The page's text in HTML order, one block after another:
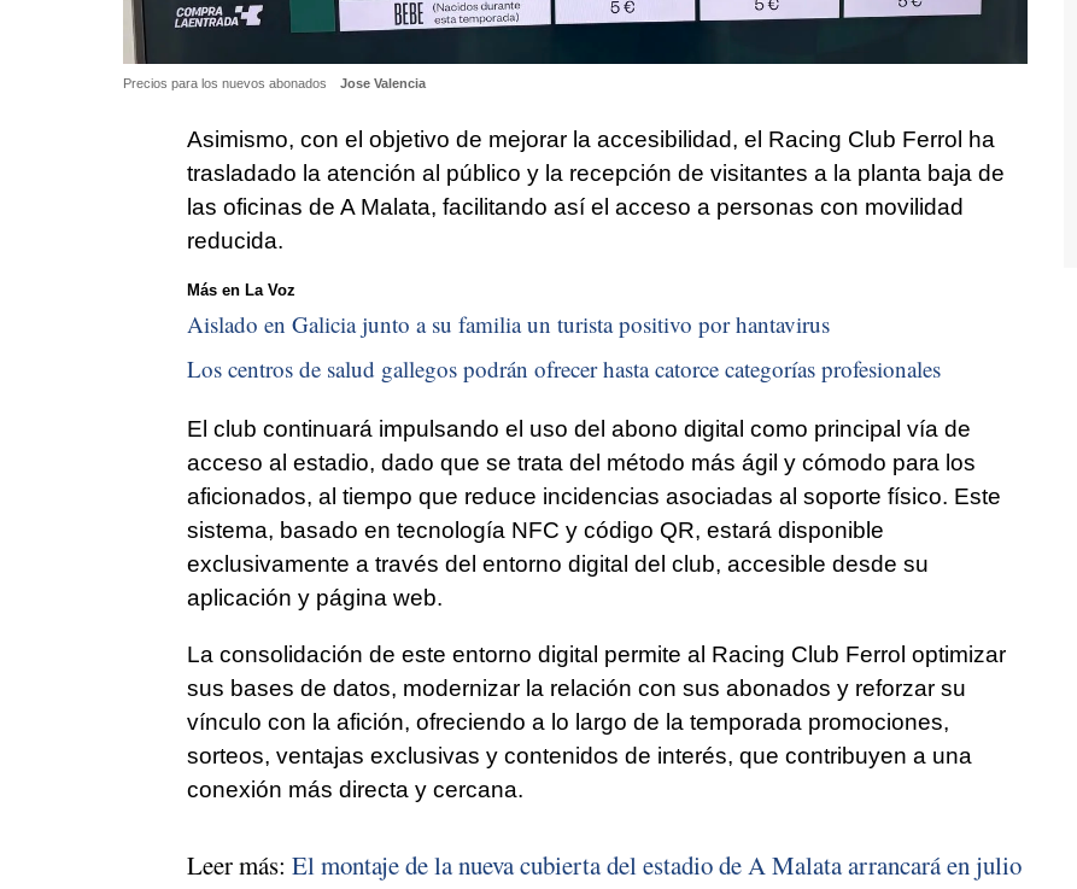
Precios para los nuevos abonados Jose Valencia
Asimismo, con el objetivo de mejorar la accesibilidad, el Racing Club Ferrol ha
trasladado la atención al público y la recepción de visitantes a la planta baja de
las oficinas de A Malata, facilitando así el acceso a personas con movilidad
reducida.
Más en La Voz
Aislado en Galicia junto a su familia un turista positivo por hantavirus
Los centros de salud gallegos podrán ofrecer hasta catorce categorías profesionales
El club continuará impulsando el uso del abono digital como principal vía de
acceso al estadio, dado que se trata del método más ágil y cómodo para los
aficionados, al tiempo que reduce incidencias asociadas al soporte físico. Este
sistema, basado en tecnología NFC y código QR, estará disponible
exclusivamente a través del entorno digital del club, accesible desde su
aplicación y página web.
La consolidación de este entorno digital permite al Racing Club Ferrol optimizar
sus bases de datos, modernizar la relación con sus abonados y reforzar su
vínculo con la afición, ofreciendo a lo largo de la temporada promociones,
sorteos, ventajas exclusivas y contenidos de interés, que contribuyen a una
conexión más directa y cercana.
Leer más: El montaje de la nueva cubierta del estadio de A Malata arrancará en julio